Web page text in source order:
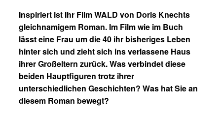
Inspiriert ist Ihr Film WALD von Doris Knechts
gleichnamigem Roman. Im Film wie im Buch
lässt eine Frau um die 40 ihr bisheriges Leben
hinter sich und zieht sich ins verlassene Haus
ihrer Großeltern zurück. Was verbindet diese
beiden Hauptfiguren trotz ihrer
unterschiedlichen Geschichten? Was hat Sie an
diesem Roman bewegt?